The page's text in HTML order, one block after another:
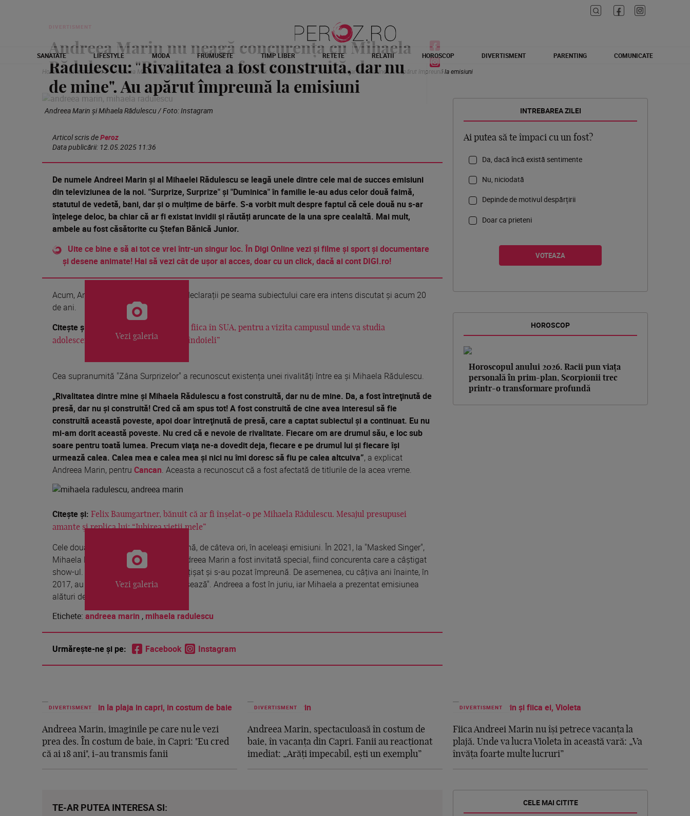
SANATATE LIFESTYLE MODA FRUMUSETE TIMP LIBER RETETE RELATII HOROSCOP DIVERTISMENT PARENTING
COMUNICATE
Home
Divertisment Andreea Marin nu neagă concurența cu Mihaela Rădulescu: "Rivalitatea a fost construită, dar nu de mine". Au apărut împreună la emisiuni
DIVERTISMENT
Andreea Marin și Mihaela Rădulescu / Foto: Instagram
Andreea Marin nu neagă concurența cu Mihaela
Rădulescu: "Rivalitatea a fost construită, dar nu
de mine". Au apărut împreună la emisiuni
Articol scris dePeroz
Data publicării: 12.05.2025 11:36
De numele Andreei Marin și al Mihaelei Rădulescu se leagă unele dintre cele mai de succes emisiuni
din televiziunea de la noi. "Surprize, Surprize" și "Duminica" în familie le-au adus celor două faimă,
statutul de vedetă, bani, dar și o mulțime de bârfe. S-a vorbit mult despre faptul că cele două nu s-ar
înțelege deloc, ba chiar că ar fi existat invidii și răutăți aruncate de la una spre cealaltă. Mai mult,
ambele au fost căsătorite cu Ștefan Bănică Junior.
Uite ce bine e să ai tot ce vrei într-un singur loc. În Digi Online vezi și filme și sport și documentare
și desene animate! Hai să vezi cât de ușor ai acces, doar cu un click, dacă ai cont DIGI.ro!
Acum, Andreea Marin a făcut câteva declarații pe seama subiectului care era intens discutat și acum 20
de ani.
Citește și:
Andreea Marin și-a însoțit fiica în SUA, pentru a vizita campusul unde va studia
adolescenta: “Am ajuns cu teamă, cu îndoieli”
Vezi galeria
Cea supranumită "Zâna Surprizelor" a recunoscut existența unei rivalități între ea și Mihaela Rădulescu.
„Rivalitatea dintre mine şi Mihaela Rădulescu a fost construită, dar nu de mine. Da, a fost întreţinută de
presă, dar nu şi construită! Cred că am spus tot! A fost construită de cine avea interesul să fie
construită această poveste, apoi doar întreţinută de presă, care a captat subiectul şi a continuat. Eu nu
mi-am dorit această poveste. Nu cred că e nevoie de rivalitate. Fiecare om are drumul său, e loc sub
soare pentru toată lumea. Precum viaţa ne-a dovedit deja, fiecare e pe drumul lui şi fiecare îşi
urmează calea. Calea mea e calea mea şi nici nu îmi doresc să fiu pe calea altcuiva”, a explicat
Andreea Marin, pentru Cancan. Aceasta a recunoscut că a fost afectată de titlurile de la acea vreme.
Citește și: Felix Baumgartner, bănuit că ar fi înșelat-o pe Mihaela Rădulescu. Mesajul presupusei
amante și replica lui: “Iubirea vieții mele”
Cele două vedete tv au apărut împreună, de câteva ori, în aceleași emisiuni. În 2021, la "Masked Singer",
Mihaela Rădulescu era în juriu, iar Andreea Marin a fost invitată special, fiind concurenta care a câștigat
show-ul. Atunci, cele două s-au îmbrățișat și s-au pozat împreună. De asemenea, cu câțiva ani înainte, în
2017, au fost colege la "Uite cine dansează". Andreea a fost în juriu, iar Mihaela a prezentat emisiunea
alături de Cabral.
Vezi galeria
Etichete: andreea marin , mihaela radulescu
Urmărește-ne și pe: Facebook Instagram
INTREBAREA ZILEI
Ai putea să te împaci cu un fost?
Da, dacă încă există sentimente
Nu, niciodată
Depinde de motivul despărțirii
Doar ca prieteni
HOROSCOP
Horoscopul anului 2026. Racii pun viața
personală în prim-plan, Scorpionii trec
printr-o transformare profundă
DIVERTISMENT
Andreea Marin, imaginile pe care nu le vezi
prea des. În costum de baie, în Capri: "Eu cred
că ai 18 ani", i-au transmis fanii
DIVERTISMENT
Andreea Marin, spectaculoasă în costum de
baie, în vacanța din Capri. Fanii au reacționat
imediat: „Arăți impecabil, ești un exemplu”
DIVERTISMENT
Fiica Andreei Marin nu își petrece vacanța la
plajă. Unde va lucra Violeta în această vară: „Va
învăța foarte multe lucruri”
TE-AR PUTEA INTERESA SI: CELE MAI CITITE